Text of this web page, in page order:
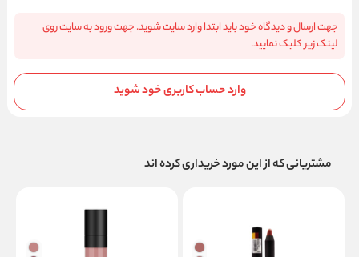
جهت ارسال و دیدگاه خود باید ابتدا وارد سایت شوید. جهت ورود به سایت روی
لینک زیر کلیک نمایید.
وارد حساب کاربری خود شوید
مشتریانی که از این مورد خریداری کرده اند